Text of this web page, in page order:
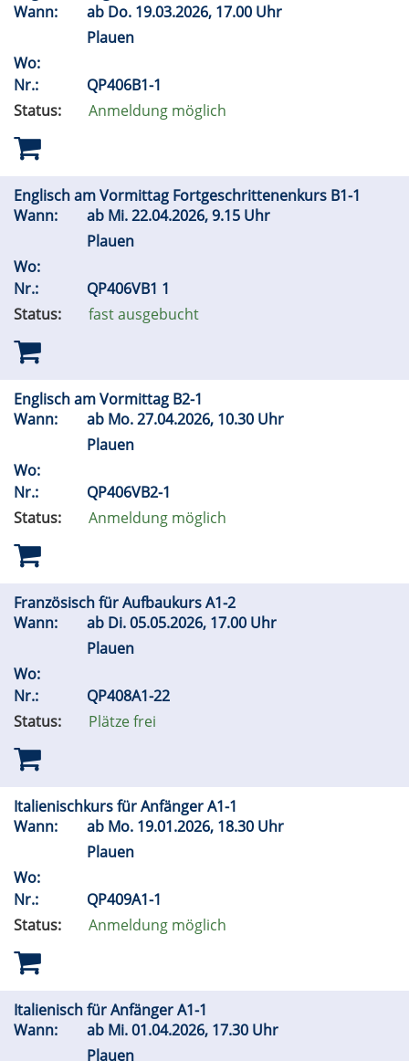
Wann:
ab Do. 19.03.2026, 17.00 Uhr
Plauen
Wo:
Nr.:
QP406B1-1
Status:
Anmeldung möglich
Englisch am Vormittag Fortgeschrittenenkurs B1-1
Wann:
ab Mi.22.04.2026, 9.15 Uhr
Plauen
Wo:
Nr.:
QP406VB1 1
Status:
fast ausgebucht
Englisch am Vormittag B2-1
Wann:
ab Mo.27.04.2026, 10.30 Uhr
Plauen
Wo:
Nr.:
QP406VB2-1
Status:
Anmeldung möglich
Französisch für Aufbaukurs A1-2
Wann:
ab Di.05.05.2026, 17.00 Uhr
Plauen
Wo:
Nr.:
QP408A1-22
Status:
Plätze frei
Italienischkurs für Anfänger A1-1
Wann:
ab Mo. 19.01.2026, 18.30 Uhr
Plauen
Wo:
Nr.:
QP409A1-1
Status:
Anmeldung möglich
Italienisch für Anfänger A1-1
Wann:
ab Mi.01.04.2026, 17.30 Uhr
Plauen